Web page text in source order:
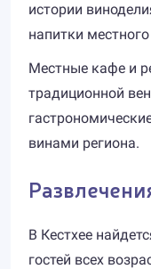
истории
напитки
Местные кафе и
традиционной
винами региона.
В Кестхее
гостей всех